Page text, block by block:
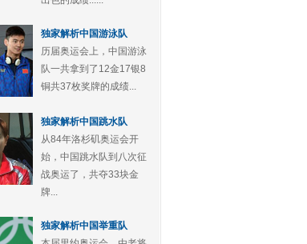
独家解析中国游泳队
历届奥运会上，中国游泳
队一共拿到了12金17银8
铜共37枚奖牌的成绩...
独家解析中国跳水队
从84年洛杉矶奥运会开
始，中国跳水队到八次征
战奥运了，共夺33块金
牌...
独家解析中国举重队